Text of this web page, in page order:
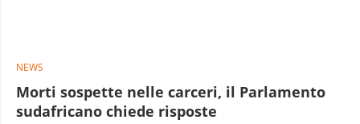
NEWS
Morti sospette nelle carceri, il Parlamento
sudafricano chiede risposte